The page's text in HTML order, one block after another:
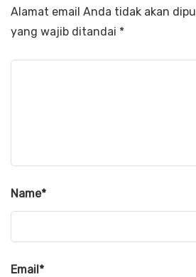
Alamat email Anda tidak akan
yang wajib ditandai *
Name*
Email*